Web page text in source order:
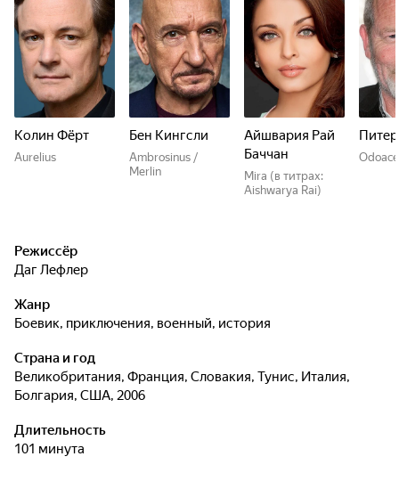
Колин Фёрт
Aurelius
Бен Кингсли
Ambrosinus /
Merlin
Айшвария Рай
Баччан
Mira (в титрах:
Aishwarya Rai)
Режиссёр
Даг Лефлер
Жанр
боевик, приключения, военный, история
Страна и год
Великобритания, Франция, Словакия, Тунис, Италия,
Болгария, США, 2006
Длительность
101 минута